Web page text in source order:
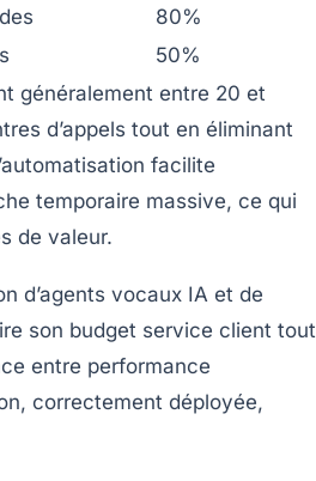
80%
50%
généralement entre 20 et
d’appels tout en éliminant
facilite
temporaire massive, ce qui
de valeur.
d’agents vocaux IA et de
son budget service client tout
entre performance
correctement déployée,